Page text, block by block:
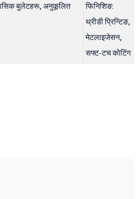
बुलेटहरू, अनुकूलित
फिनिशिङ:
थ्रीडी प्रिन्टिङ,
मेटलाइजेसन,
सफ्ट-टच कोटिंग